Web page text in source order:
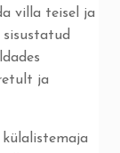
villa teisel ja
ja